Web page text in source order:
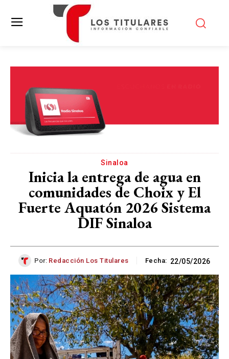
Sinaloa
Inicia la entrega de agua en
comunidades de Choix y El
Fuerte Aquatón 2026 Sistema
DIF Sinaloa
Por: Redacción Los Titulares Fecha: 22/05/2026